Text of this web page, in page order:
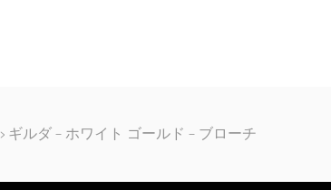
> ギルダ – ホワイト ゴールド – ブローチ